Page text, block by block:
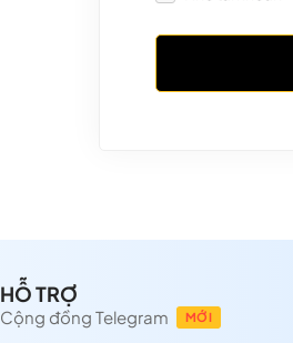
HỖ TRỢ
Cộng đồng Telegram MỚI